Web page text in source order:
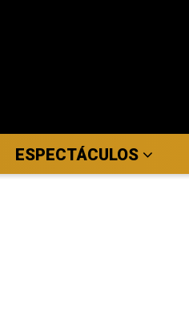
ESPECTÁCULOS